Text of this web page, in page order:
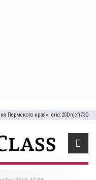
Пермского края», erid:2SDnjcfi73Q